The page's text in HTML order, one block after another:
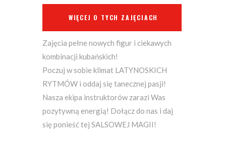
WIĘCEJ O TYCH ZAJĘCIACH
Zajęcia pełne nowych figur i ciekawych
kombinacji kubańskich!
Poczuj w sobie klimat LATYNOSKICH
RYTMÓW i oddaj się tanecznej pasji!
Nasza ekipa instruktorów zarazi Was
pozytywną energią! Dołącz do nas i daj
się ponieść tej SALSOWEJ MAGII!